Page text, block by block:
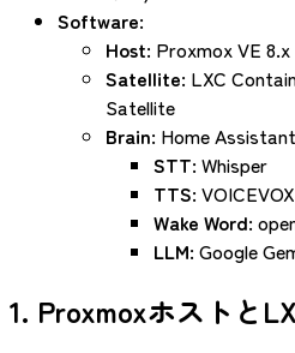
Software:
Host: Proxmox VE 8.x
Satellite: LXC
Satellite
Brain: Home
STT: Whisper
TTS: VOICEVOX
Wake Word:
LLM: Google
1. Proxmoxホストと